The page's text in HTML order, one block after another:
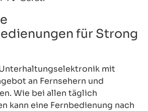
für Strong
mit
an Fernsehern und
Wie bei allen täglich
kann eine Fernbedienung nach